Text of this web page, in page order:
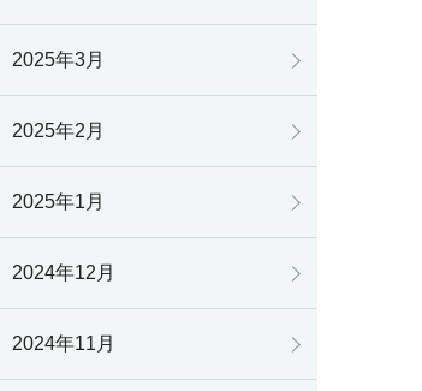
2025年3月
2025年2月
2025年1月
2024年12月
2024年11月